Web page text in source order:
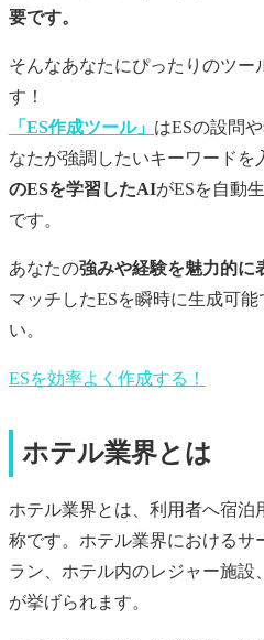
要です。
そんなあなたにぴったりのツー
す！
「ES作成ツール」 はESの設問
なたが強調したいキーワードを
のESを学習したAIがESを自動
です。
あなたの強みや経験を魅力的に
マッチしたESを瞬時に生成可
い。
ESを効率よく作成する！
ホテル業界とは
ホテル業界とは、利用者へ宿
称です。ホテル業界におけるサ
ラン、ホテル内のレジャー施
が挙げられます。